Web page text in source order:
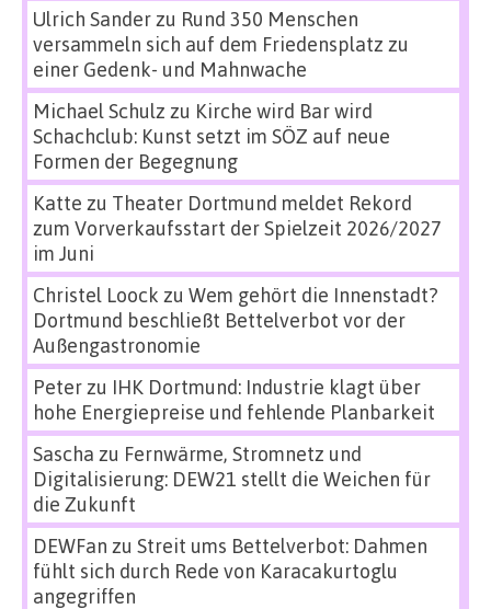
Ulrich Sanderzu Rund 350 Menschen
versammeln sich auf dem Friedensplatz zu
einer Gedenk- und Mahnwache
Michael Schulz zu Kirche wird Bar wird
Schachclub: Kunst setzt im SÖZ auf neue
Formen der Begegnung
Katte zu Theater Dortmund meldet Rekord
zum Vorverkaufsstart der Spielzeit 2026/2027
im Juni
Christel Loock zu Wem gehört die Innenstadt?
Dortmund beschließt Bettelverbot vor der
Außengastronomie
Peterzu IHK Dortmund: Industrie klagt über
hohe Energiepreise und fehlende Planbarkeit
Sascha zu Fernwärme, Stromnetz und
Digitalisierung: DEW21 stellt die Weichen für
die Zukunft
DEWFan zu Streit ums Bettelverbot: Dahmen
fühlt sich durch Rede von Karacakurtoglu
angegriffen